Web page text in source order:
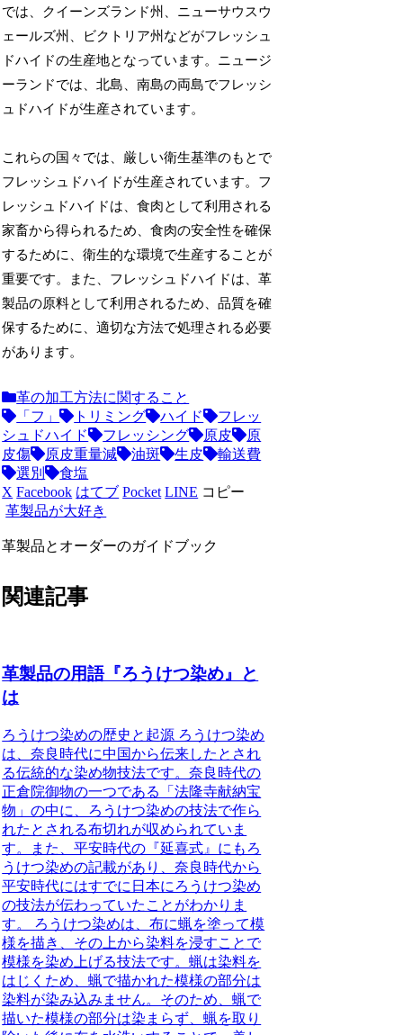
では、クイーンズランド州、ニューサウスウ
ェールズ州、ビクトリア州などがフレッシュ
ドハイドの生産地となっています。ニュージ
ーランドでは、北島、南島の両島でフレッシ
ュドハイドが生産されています。
これらの国々では、厳しい衛生基準のもとで
フレッシュドハイドが生産されています。フ
レッシュドハイドは、食肉として利用される
家畜から得られるため、食肉の安全性を確保
するために、衛生的な環境で生産することが
重要です。また、フレッシュドハイドは、革
製品の原料として利用されるため、品質を確
保するために、適切な方法で処理される必要
があります。
革の加工方法に関すること
「フ」
トリミング ハイド
フレッ
シュドハイド
フレッシング 原皮
原
皮傷
原皮重量減 油斑 生皮
輸送費
選別
食塩
X Facebook はてブ Pocket LINE コピー
革製品が大好き
革製品とオーダーのガイドブック
関連記事
革製品の用語『ろうけつ染め』と
は
ろうけつ染めの歴史と起源 ろうけつ染め
は、奈良時代に中国から伝来したとされ
る伝統的な染め物技法です。奈良時代の
正倉院御物の一つである「法隆寺献納宝
物」の中に、ろうけつ染めの技法で作ら
れたとされる布切れが収められていま
す。また、平安時代の『延喜式』にもろ
うけつ染めの記載があり、奈良時代から
平安時代にはすでに日本にろうけつ染め
の技法が伝わっていたことがわかりま
す。 ろうけつ染めは、布に蝋を塗って模
様を描き、その上から染料を浸すことで
模様を染め上げる技法です。蝋は染料を
はじくため、蝋で描かれた模様の部分は
染料が染み込みません。そのため、蝋で
描いた模様の部分は染まらず、蝋を取り